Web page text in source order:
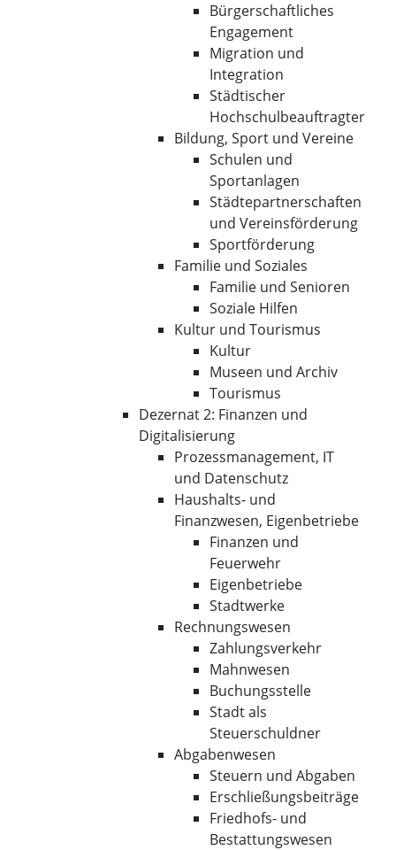
Bürgerschaftliches
Engagement
Migration und
Integration
Städtischer
Hochschulbeauftragter
Bildung, Sport und Vereine
Schulen und
Sportanlagen
Städtepartnerschaften
und Vereinsförderung
Sportförderung
Familie und Soziales
Familie und Senioren
Soziale Hilfen
Kultur und Tourismus
Kultur
Museen und Archiv
Tourismus
Dezernat 2: Finanzen und
Digitalisierung
Prozessmanagement, IT
und Datenschutz
Haushalts- und
Finanzwesen, Eigenbetriebe
Finanzen und
Feuerwehr
Eigenbetriebe
Stadtwerke
Rechnungswesen
Zahlungsverkehr
Mahnwesen
Buchungsstelle
Stadt als
Steuerschuldner
Abgabenwesen
Steuern und Abgaben
Erschließungsbeiträge
Friedhofs- und
Bestattungswesen